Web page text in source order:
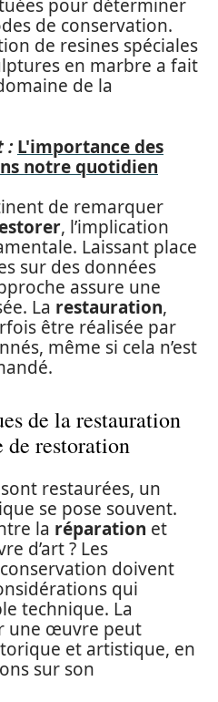
pour déterminer
de conservation.
de resines spéciales
en marbre a fait
de la
: L'importance des
notre quotidien
de remarquer
, l’implication
Laissant place
sur des données
assure une
La restauration,
être réalisée par
même si cela n’est
de la restauration
de restoration
restaurées, un
se pose souvent.
la réparation et
d’art ? Les
doivent
qui
technique. La
une œuvre peut
et artistique, en
sur son